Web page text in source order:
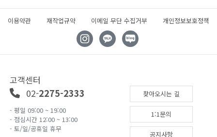
이용약관 재작업규약 이메일 무단 수집거부 개인정보보호정책
고객센터
02-2275-2333
- 평일 09:00 ~ 19:00
- 점심시간 12:00 ~ 13:00
- 토/일/공휴일 휴무
찾아오시는 길
1:1문의
공지사항